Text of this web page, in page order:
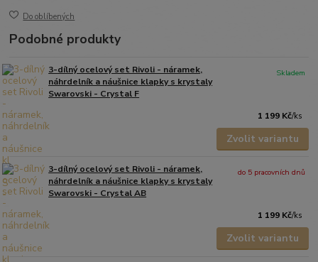
Do oblíbených
Podobné produkty
3-dílný ocelový set Rivoli - náramek,
náhrdelník a náušnice klapky s krystaly
Swarovski - Crystal F
1 199 Kč/ks
Skladem
Zvolit variantu
3-dílný ocelový set Rivoli - náramek,
náhrdelník a náušnice klapky s krystaly
Swarovski - Crystal AB
1 199 Kč/ks
do 5 pracovních dnů
Zvolit variantu